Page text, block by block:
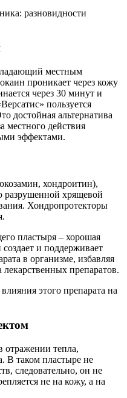
местным
проникает через кожу
через 30 минут и
пользуется
достойная альтернатива
местного действия
эффектами.
хондроитин),
разрушенной хрящевой
Хондропротекторы
пластыря – хорошая
и поддерживает
в организме, избавляя
препаратов.
этого препарата на
отражении тепла,
В таком пластыре не
следовательно, он не
не на кожу, а на